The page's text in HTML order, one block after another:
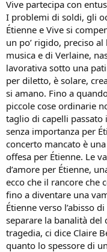
Vive partecipa con
I problemi di soldi, gli
Étienne e Vive si
un po’ rigido, preciso
musica e di Verlaine,
lavorativa sotto una
per diletto, è solare,
si amano. Fino a
piccole cose ordinarie
taglio di capelli
senza importanza per
concerto mancato è
offesa per Étienne. Le
d’amore per Étienne,
ecco che il rancore che
fino a diventare una
Étienne verso l’abisso
separare la banalità del
tragedia, ci dice Claire
quanto lo spessore di